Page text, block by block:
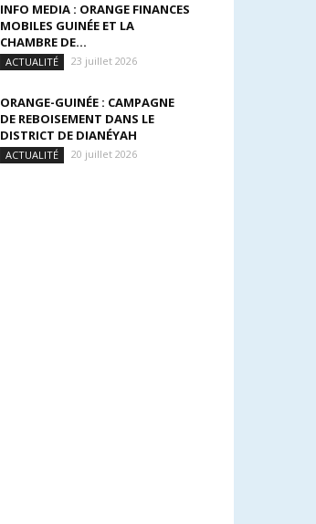
INFO MEDIA : ORANGE FINANCES
MOBILES GUINÉE ET LA
CHAMBRE DE...
ACTUALITÉ 23 juillet 2026
ORANGE-GUINÉE : CAMPAGNE
DE REBOISEMENT DANS LE
DISTRICT DE DIANÉYAH
ACTUALITÉ 20 juillet 2026